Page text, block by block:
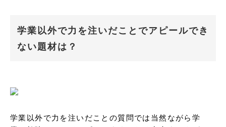
学業以外で力を注いだことでアピールでき
ない題材は？
学業以外で力を注いだことの質問では当然ながら学